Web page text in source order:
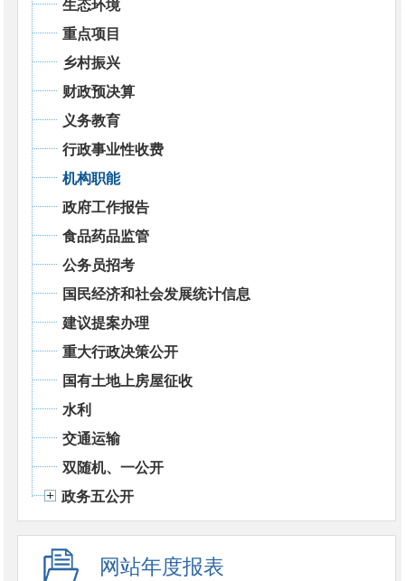
生态环境
重点项目
乡村振兴
财政预决算
义务教育
行政事业性收费
机构职能
政府工作报告
食品药品监管
公务员招考
国民经济和社会发展统计信息
建议提案办理
重大行政决策公开
国有土地上房屋征收
水利
交通运输
双随机、一公开
政务五公开
网站年度报表